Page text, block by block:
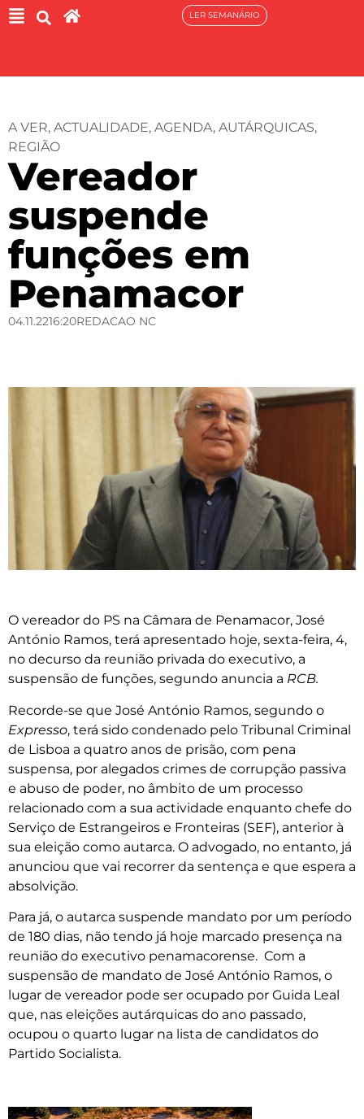
LER SEMANÁRIO
A VER, ACTUALIDADE, AGENDA, AUTÁRQUICAS,
REGIÃO
Vereador
suspende
funções em
Penamacor
04.11.2216:20REDACAO NC
O vereador do PS na Câmara de Penamacor, José
António Ramos, terá apresentado hoje, sexta-feira, 4,
no decurso da reunião privada do executivo, a
suspensão de funções, segundo anuncia a RCB.
Recorde-se que José António Ramos, segundo o
Expresso, terá sido condenado pelo Tribunal Criminal
de Lisboa a quatro anos de prisão, com pena
suspensa, por alegados crimes de corrupção passiva
e abuso de poder, no âmbito de um processo
relacionado com a sua actividade enquanto chefe do
Serviço de Estrangeiros e Fronteiras (SEF), anterior à
sua eleição como autarca. O advogado, no entanto, já
anunciou que vai recorrer da sentença e que espera a
absolvição.
Para já, o autarca suspende mandato por um período
de 180 dias, não tendo já hoje marcado presença na
reunião do executivo penamacorense. Com a
suspensão de mandato de José António Ramos, o
lugar de vereador pode ser ocupado por Guida Leal
que, nas eleições autárquicas do ano passado,
ocupou o quarto lugar na lista de candidatos do
Partido Socialista.